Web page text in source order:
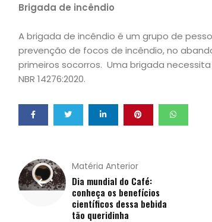
Filhos
Notícias
Opinião
Pets
Saúde
Brigada de incêndio
A brigada de incêndio é um grupo de
prevenção de focos de incêndio, no
primeiros socorros. Uma brigada
NBR 14276:2020.
Matéria Anterior
Dia mundial do Café:
conheça os benefícios
científicos dessa bebida
tão queridinha